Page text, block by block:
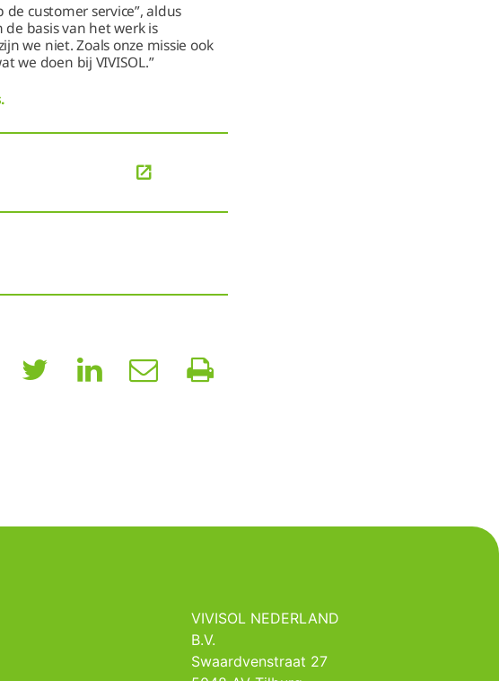
de customer service”, aldus
basis van het werk is
we niet. Zoals onze missie ook
we doen bij VIVISOL.”
VIVISOL NEDERLAND
B.V.
Swaardvenstraat 27